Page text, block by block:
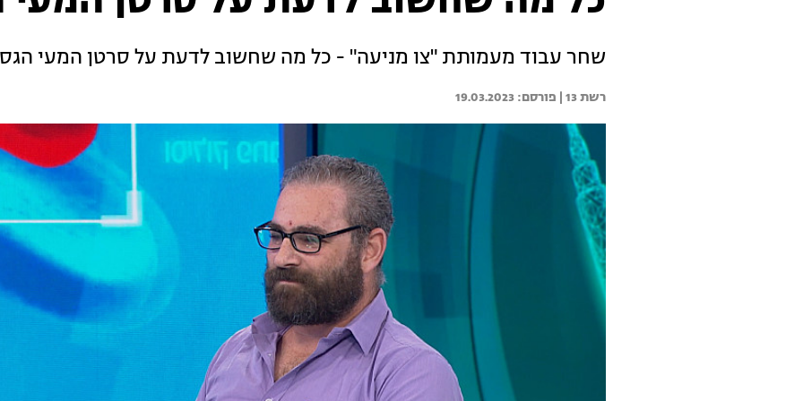
שחר עבוד מעמותת "צו מניעה" - כל מה שחשוב לדעת על סרטן המעי הגס
רשת 13 | 19.03.2023